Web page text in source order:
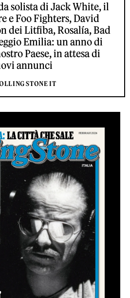
solista di Jack White, il
e Foo Fighters, David
dei Litfiba, Rosalía, Bad
Emilia: un anno di
Paese, in attesa di
annunci
STONE IT